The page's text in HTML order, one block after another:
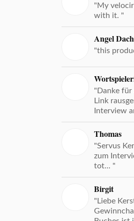
"My
with it. "
Angel Dach
"this
"Danke für
Link
Interview
Thomas
"Servus
zum
tot... "
Birgit
"Liebe